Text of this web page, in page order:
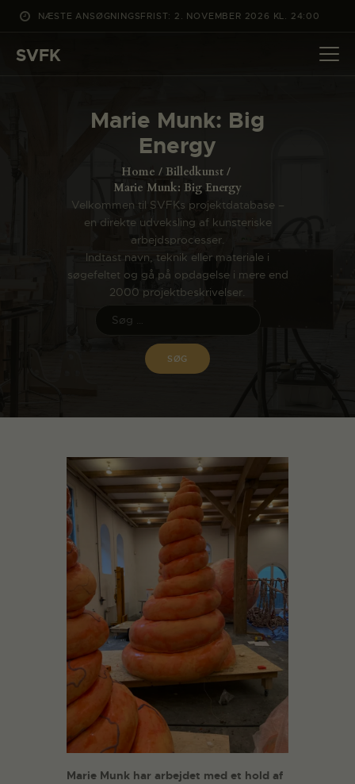
NÆSTE ANSØGNINGSFRIST: 2. NOVEMBER 2026 KL. 24:00
SVFK
Marie Munk: Big
Energy
Home
Billedkunst
Marie Munk: Big Energy
Velkommen til SVFKs projektdatabase –
en direkte udveksling af kunsteriske
arbejdsprocesser.
Indtast navn, teknik eller materiale i
søgefeltet og gå på opdagelse i mere end
2000 projektbeskrivelser.
DET SKER
PROJEKTER
ANSØG
OM SVFK
ENGLISH
Marie Munk har arbejdet med et hold af